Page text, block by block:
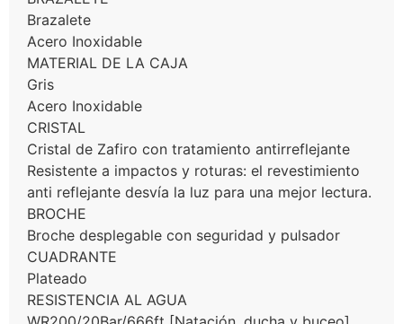
Brazalete
Acero Inoxidable
MATERIAL DE LA CAJA
Gris
Acero Inoxidable
CRISTAL
Cristal de Zafiro con tratamiento antirreflejante
Resistente a impactos y roturas: el revestimiento
anti reflejante desvía la luz para una mejor lectura.
BROCHE
Broche desplegable con seguridad y pulsador
CUADRANTE
Plateado
RESISTENCIA AL AGUA